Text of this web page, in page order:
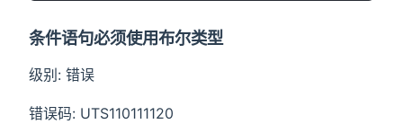
条件语句必须使用布尔类型
级别: 错误
错误码: UTS110111120